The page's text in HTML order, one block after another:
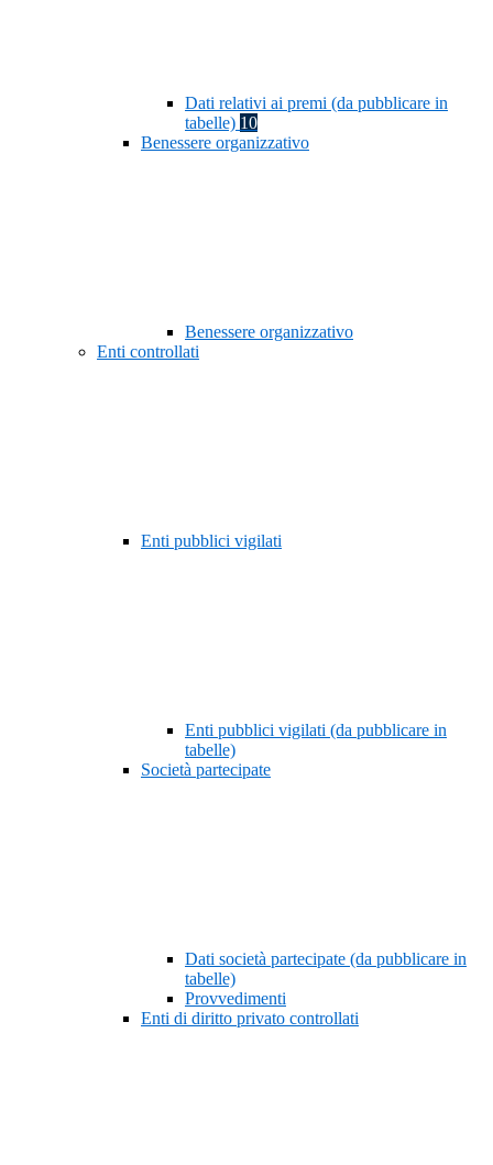
Dati relativi ai premi (da pubblicare in
tabelle) 10
Benessere organizzativo
Benessere organizzativo
Enti controllati
Enti pubblici vigilati
Enti pubblici vigilati (da pubblicare in
tabelle)
Società partecipate
Dati società partecipate (da pubblicare in
tabelle)
Provvedimenti
Enti di diritto privato controllati